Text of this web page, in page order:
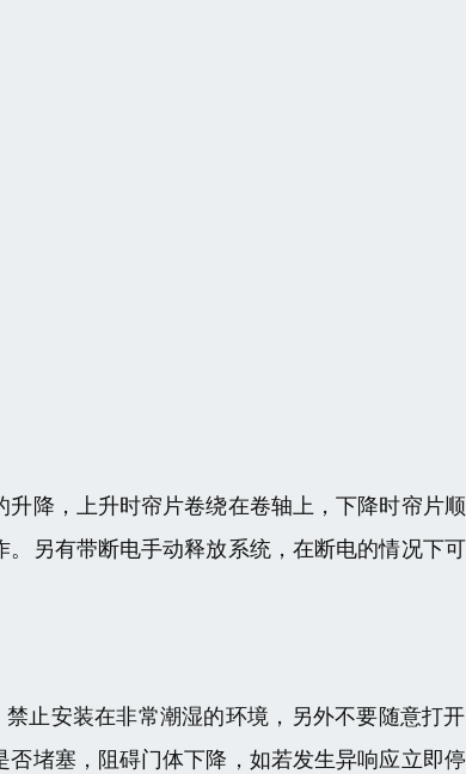
降，上升时帘片卷绕在卷轴上，下降时帘片
另有带断电手动释放系统，在断电的情况下
止安装在非常潮湿的环境，另外不要随意打
堵塞，阻碍门体下降，如若发生异响应立即